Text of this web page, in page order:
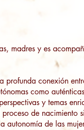
madres y es
profunda conexión
como
y temas
de nacimiento
autonomía de las